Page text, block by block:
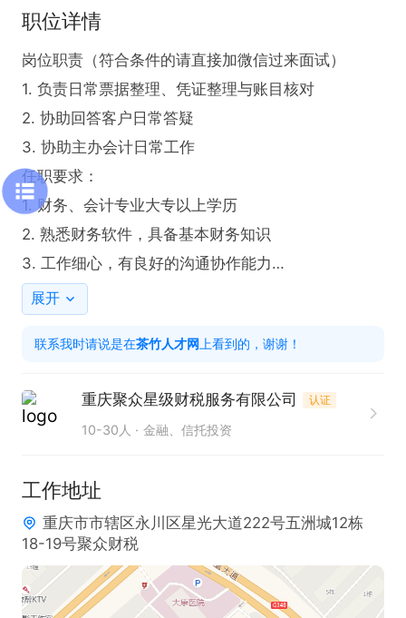
职位详情
岗位职责（符合条件的请直接加微信过来面试）
1. 负责日常票据整理、凭证整理与账目核对
2. 协助回答客户日常答疑
3. 协助主办会计日常工作
任职要求：
1. 财务、会计专业大专以上学历
2. 熟悉财务软件，具备基本财务知识
3. 工作细心，有良好的沟通协作能力
4. 有会计初级证书的优先考虑
工作时间
周一至周五8:30-12:00，13:00-17:30
展开
联系我时请说是在茶竹人才网 上看到的，谢谢！
重庆聚众星级财税服务有限公司 认证
10-30人 金融、信托投资
工作地址
重庆市市辖区永川区星光大道222号五洲城12栋
18-19号聚众财税